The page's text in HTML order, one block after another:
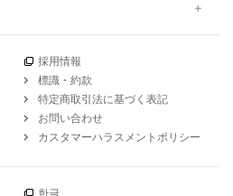
採用情報
標識・約款
特定商取引法に基づく表記
お問い合わせ
カスタマーハラスメントポリシー
한글